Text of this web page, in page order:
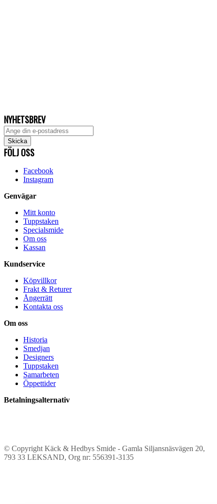
NYHETSBREV
FÖLJ OSS
Facebook
Instagram
Genvägar
Mitt konto
Tuppstaken
Specialsmide
Om oss
Kassan
Kundservice
Köpvillkor
Frakt & Returer
Ångerrätt
Kontakta oss
Om oss
Historia
Smedjan
Designers
Tuppstaken
Samarbeten
Öppettider
Betalningsalternativ
© Copyright Käck & Hedbys Smide - Gamla Siljansnäsvägen 20,
793 33 LEKSAND, Org nr: 556391-3135